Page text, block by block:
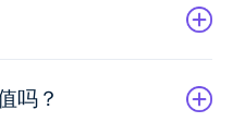
吗？